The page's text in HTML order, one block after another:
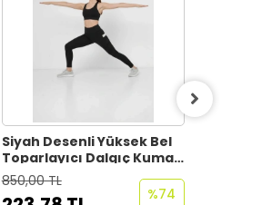
Siyah Desenli Yüksek Bel
Toparlayıcı Dalgıç Kumaş
Telefon Cepli Zebra
Desenli Tayt
850,00 TL
%74